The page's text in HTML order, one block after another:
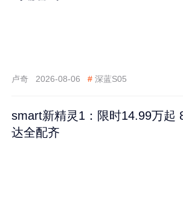
卢奇 2026-08-06 # 深蓝S05
smart新精灵1：限时14.99万起
达全配齐